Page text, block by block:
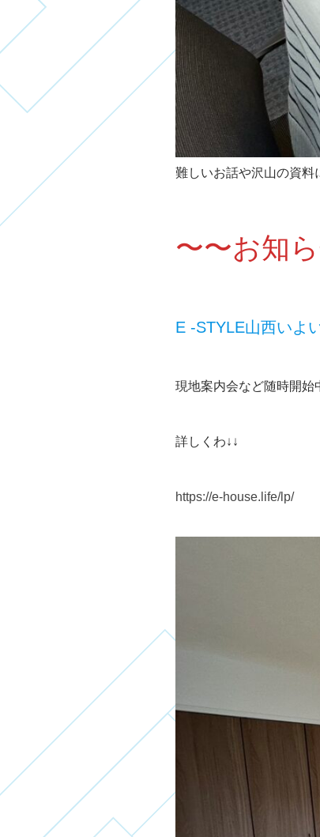
難しいお話や沢山の資料
〜〜お知
E -STYLE山西いよ
現地案内会など随時開始
詳しくわ↓↓
https://e-house.life/lp/